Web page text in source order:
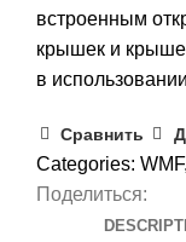
встроенным
крышек и
в
Сравнить
Categories: WMF,
Поделиться: